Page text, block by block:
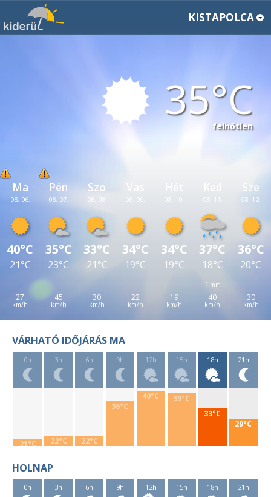
KISTAPOLCA
35
felhőtlen
Ma
08. 06.
40°C
21°C
27
Pén
08. 07.
35°C
23°C
45
Szo
08. 08.
33°C
21°C
30
08. 09.
34°C
19°C
22
08. 10.
34°C
19°C
19
08. 11.
37°C
18°C
1
40
Sze
08. 12.
36°C
20°C
30
VÁRHATÓ IDŐJÁRÁS MA
0h
21°C
3h
22°C
6h
22°C
9h
36°C
12h
40°C
15h
39°C
18h
33°C
21h
29°C
HOLNAP
0h 3h 6h 9h 12h 15h 18h 21h